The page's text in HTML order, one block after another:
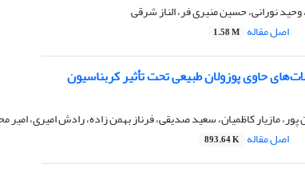
نورانی، حسین منیری فر، الناز شرقی
اصل مقاله 1.58 M
حاوی پوزولان‌ طبیعی تحت تأثیر کربناسیون
پور، مازیار کاظمیان، سعید صدیقی، فرناز بهمن زاده، رادش امیری، امیر
اصل مقاله 893.64 K